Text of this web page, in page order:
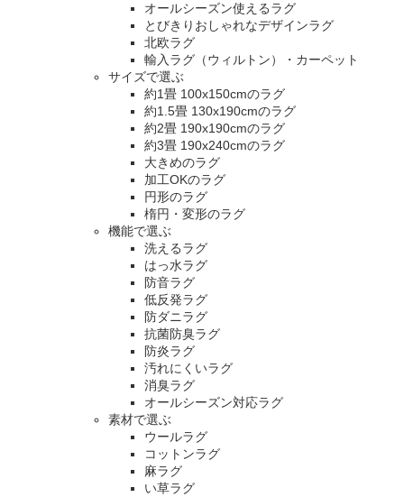
オールシーズン使えるラグ
とびきりおしゃれなデザインラグ
北欧ラグ
輸入ラグ（ウィルトン）・カーペット
サイズで選ぶ
約1畳 100x150cmのラグ
約1.5畳 130x190cmのラグ
約2畳 190x190cmのラグ
約3畳 190x240cmのラグ
大きめのラグ
加工OKのラグ
円形のラグ
楕円・変形のラグ
機能で選ぶ
洗えるラグ
はっ水ラグ
防音ラグ
低反発ラグ
防ダニラグ
抗菌防臭ラグ
防炎ラグ
汚れにくいラグ
消臭ラグ
オールシーズン対応ラグ
素材で選ぶ
ウールラグ
コットンラグ
麻ラグ
い草ラグ